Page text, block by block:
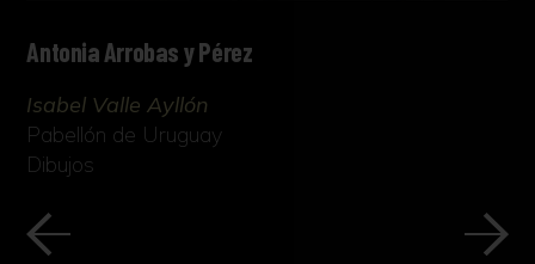
Antonia Arrobas y Pérez
Isabel Valle Ayllón
Pabellón de Uruguay
Dibujos